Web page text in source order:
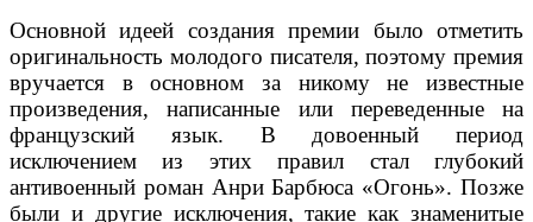
Основной идеей создания премии было отметить
оригинальность молодого писателя, поэтому премия
вручается в основном за никому не известные
произведения, написанные или переведенные на
французский язык. В довоенный период
исключением из этих правил стал глубокий
антивоенный роман Анри Барбюса «Огонь». Позже
были и другие исключения, такие как знаменитые